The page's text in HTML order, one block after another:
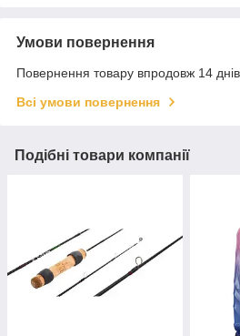
Умови повернення
Повернення товару впродовж 14
Всі умови повернення
Подібні товари компанії